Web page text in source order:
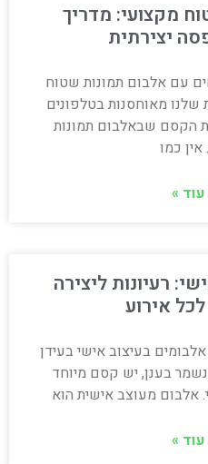
מקצועי: מדריך
יצירתית
עם אלבום תמונות שטוח
שלנו מאוחסנות בטלפונים
הקסם שבאלבום תמונות
כמו
»
רעיונות ליצירה
אירוע
בעיצוב אישי בעידן
בענן, יש קסם מיוחד
אלבום מעוצב אישית הוא
»